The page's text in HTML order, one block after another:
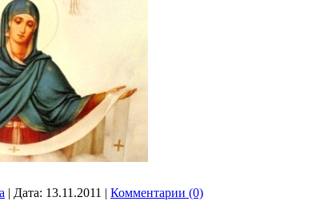
| Дата: 13.11.2011 | Комментарии (0)